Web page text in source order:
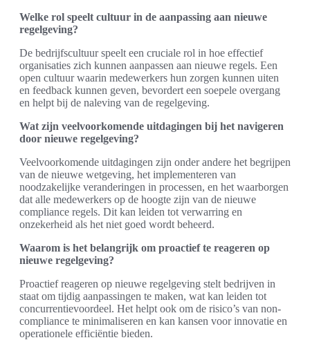
Welke rol speelt cultuur in de aanpassing aan nieuwe
regelgeving?
De bedrijfscultuur speelt een cruciale rol in hoe effectief
organisaties zich kunnen aanpassen aan nieuwe regels. Een
open cultuur waarin medewerkers hun zorgen kunnen uiten
en feedback kunnen geven, bevordert een soepele overgang
en helpt bij de naleving van de regelgeving.
Wat zijn veelvoorkomende uitdagingen bij het navigeren
door nieuwe regelgeving?
Veelvoorkomende uitdagingen zijn onder andere het begrijpen
van de nieuwe wetgeving, het implementeren van
noodzakelijke veranderingen in processen, en het waarborgen
dat alle medewerkers op de hoogte zijn van de nieuwe
compliance regels. Dit kan leiden tot verwarring en
onzekerheid als het niet goed wordt beheerd.
Waarom is het belangrijk om proactief te reageren op
nieuwe regelgeving?
Proactief reageren op nieuwe regelgeving stelt bedrijven in
staat om tijdig aanpassingen te maken, wat kan leiden tot
concurrentievoordeel. Het helpt ook om de risico’s van non-
compliance te minimaliseren en kan kansen voor innovatie en
operationele efficiëntie bieden.